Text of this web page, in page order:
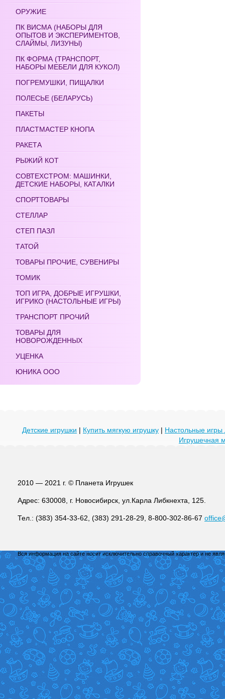
ОРУЖИЕ
ПК ВИСМА (НАБОРЫ ДЛЯ
ОПЫТОВ И ЭКСПЕРИМЕНТОВ,
СЛАЙМЫ, ЛИЗУНЫ)
ПК ФОРМА (ТРАНСПОРТ,
НАБОРЫ МЕБЕЛИ ДЛЯ КУКОЛ)
ПОГРЕМУШКИ, ПИЩАЛКИ
ПОЛЕСЬЕ (БЕЛАРУСЬ)
ПАКЕТЫ
ПЛАСТМАСТЕР КНОПА
РАКЕТА
РЫЖИЙ КОТ
СОВТЕХСТРОМ: МАШИНКИ,
ДЕТСКИЕ НАБОРЫ, КАТАЛКИ
СПОРТТОВАРЫ
СТЕЛЛАР
СТЕП ПАЗЛ
ТАТОЙ
ТОВАРЫ ПРОЧИЕ, СУВЕНИРЫ
ТОМИК
ТОП ИГРА, ДОБРЫЕ ИГРУШКИ,
ИГРИКО (НАСТОЛЬНЫЕ ИГРЫ)
ТРАНСПОРТ ПРОЧИЙ
ТОВАРЫ ДЛЯ
НОВОРОЖДЕННЫХ
УЦЕНКА
ЮНИКА ООО
Детские игрушки | Купить мягкую игрушку | Настольные игры
Игрушечная
2010 — 2021 г. © Планета Игрушек
Адрес: 630008, г. Новосибирск, ул.Карла Либкнехта, 125.
Тел.: (383) 354-33-62, (383) 291-28-29, 8-800-302-86-67
Вся информация на сайте носит исключительно справочный характер и не